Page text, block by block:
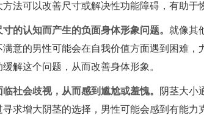
法可以改善尺寸或解决性功能障碍，有助于
的认知而产生的负面身体形象问题。 就像其
意的男性可能会在自我价值方面遇到困难，
解这个问题，从而改善身体形象。
社会歧视，从而感到尴尬或羞愧。
阴茎大小
求增大阴茎的选择，男性可能会感到有能